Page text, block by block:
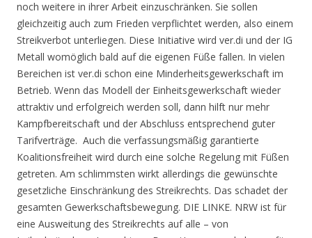
noch weitere in ihrer Arbeit einzuschränken. Sie sollen
gleichzeitig auch zum Frieden verpflichtet werden, also einem
Streikverbot unterliegen. Diese Initiative wird ver.di und der IG
Metall womöglich bald auf die eigenen Füße fallen. In vielen
Bereichen ist ver.di schon eine Minderheitsgewerkschaft im
Betrieb. Wenn das Modell der Einheitsgewerkschaft wieder
attraktiv und erfolgreich werden soll, dann hilft nur mehr
Kampfbereitschaft und der Abschluss entsprechend guter
Tarifverträge. Auch die verfassungsmäßig garantierte
Koalitionsfreiheit wird durch eine solche Regelung mit Füßen
getreten. Am schlimmsten wirkt allerdings die gewünschte
gesetzliche Einschränkung des Streikrechts. Das schadet der
gesamten Gewerkschaftsbewegung. DIE LINKE. NRW ist für
eine Ausweitung des Streikrechts auf alle – von